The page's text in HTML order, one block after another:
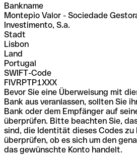
Bankname
Montepio Valor - Sociedade
Investimento, S.a.
Stadt
Lisbon
Land
Portugal
SWIFT-Code
FIVRPTP1XXX
Bevor Sie eine Überweisung mit
Bank aus veranlassen, sollten Sie
Bank oder dem Empfänger auf
überprüfen. Bitte beachten Sie,
sind, die Identität dieses Codes
überprüfen, ob es sich um den
das gewünschte Konto handelt.